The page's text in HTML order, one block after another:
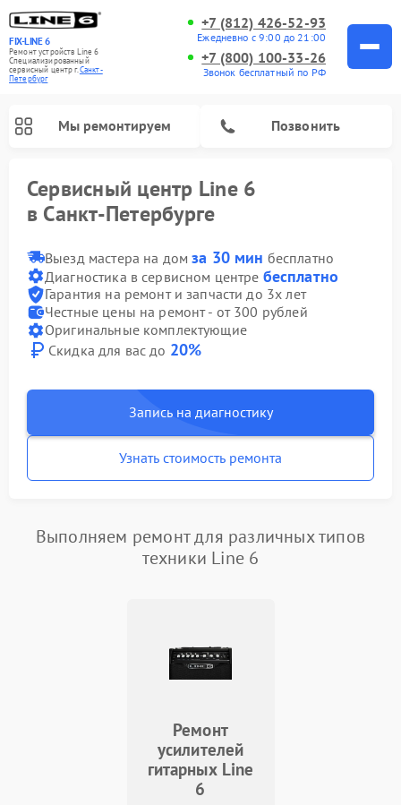
FIX-LINE 6
Ремонт устройств Line 6
Специализированный
cервисный центр г.Санкт-
Петербург
+7 (812) 426-52-93
Ежедневно с 9:00 до 21:00
+7 (800) 100-33-26
Звонок бесплатный по РФ
Мы ремонтируем Позвонить
Сервисный центр Line 6
в Санкт-Петербурге
Выезд мастера на домза 30 мин бесплатно
Диагностика в сервисном центре бесплатно
Гарантия на ремонт и запчасти до 3х лет
Честные цены на ремонт - от 300 рублей
Оригинальные комплектующие
Скидка для вас до 20%
Запись на диагностику
Узнать стоимость ремонта
Выполняем ремонт для различных типов
техники Line 6
Ремонт
усилителей
гитарных Line
6